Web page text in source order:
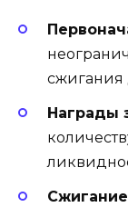
сжигания
Награды